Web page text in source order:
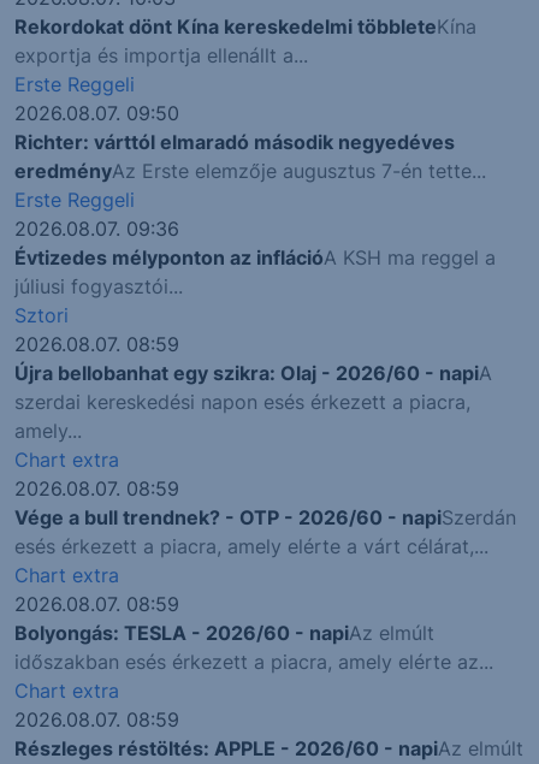
Rekordokat dönt Kína kereskedelmi többleteKína
exportja és importja ellenállt a...
Erste Reggeli
2026.08.07. 09:50
Richter: várttól elmaradó második negyedéves
eredményAz Erste elemzője augusztus 7-én tette...
Erste Reggeli
2026.08.07. 09:36
Évtizedes mélyponton az inflációA KSH ma reggel a
júliusi fogyasztói...
Sztori
2026.08.07. 08:59
Újra bellobanhat egy szikra: Olaj - 2026/60 - napiA
szerdai kereskedési napon esés érkezett a piacra,
amely...
Chart extra
2026.08.07. 08:59
Vége a bull trendnek? - OTP - 2026/60 - napiSzerdán
esés érkezett a piacra, amely elérte a várt célárat,...
Chart extra
2026.08.07. 08:59
Bolyongás: TESLA - 2026/60 - napiAz elmúlt
időszakban esés érkezett a piacra, amely elérte az...
Chart extra
2026.08.07. 08:59
Részleges réstöltés: APPLE - 2026/60 - napiAz elmúlt